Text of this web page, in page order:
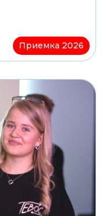
Приемка 2026